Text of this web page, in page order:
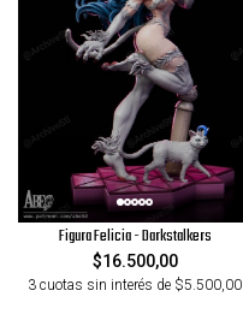
Figura Felicia - Darkstalkers
$16.500,00
3 cuotas sin interés de $5.500,00